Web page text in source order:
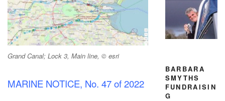
Grand Canal; Lock 3, Main line, © esri
MARINE NOTICE, No. 47 of 2022
BARBARA
SMYTHS
FUNDRAISIN
G